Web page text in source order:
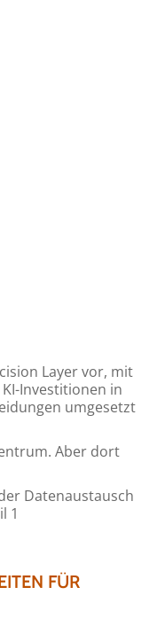
Layer vor, mit
Investitionen in
umgesetzt
Aber dort
Datenaustausch
1
FÜR